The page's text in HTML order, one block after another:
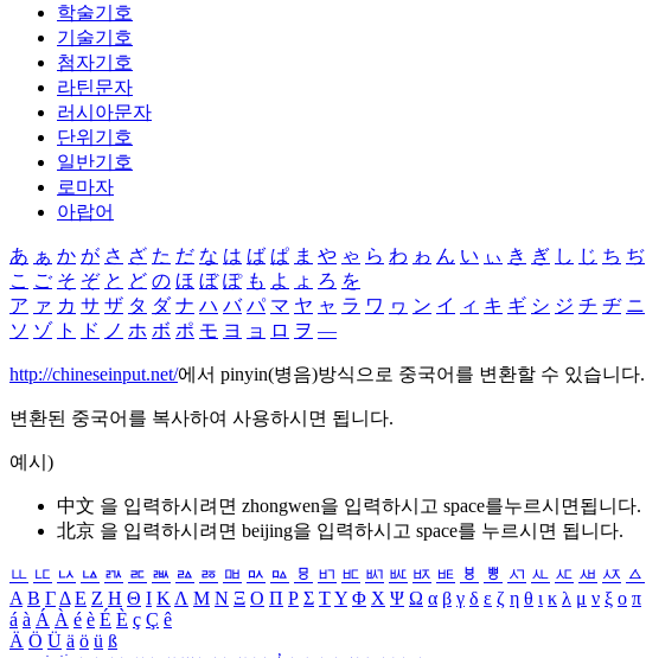
학술기호
기술기호
첨자기호
라틴문자
러시아문자
단위기호
일반기호
로마자
아랍어
あ ぁ か が さ ざ た だ な は ば ぱ ま や ゃ ら わ ゎ ん い ぃ き ぎ し じ ち ぢ
こ ご そ ぞ と ど の ほ ぼ ぽ も よ ょ ろ を
ア ァ カ サ ザ タ ダ ナ ハ バ パ マ ヤ ャ ラ ワ ヮ ン イ ィ キ ギ シ ジ チ ヂ ニ
ソ ゾ ト ド ノ ホ ボ ポ モ ヨ ョ ロ ヲ ―
http://chineseinput.net/에서 pinyin(병음)방식으로 중국어를 변환할 수 있습니다.
변환된 중국어를 복사하여 사용하시면 됩니다.
예시)
中文 을 입력하시려면 zhongwen을 입력하시고 space를누르시면됩니다.
北京 을 입력하시려면 beijing을 입력하시고 space를 누르시면 됩니다.
ㅥ ㅦ ㅧ ㅨ ㅩ ㅪ ㅫ ㅬ ㅭ ㅮ ㅯ ㅰ ㅱ ㅲ ㅳ ㅴ ㅵ ㅶ ㅷ ㅸ ㅹ ㅺ ㅻ ㅼ ㅽ ㅾ ㅿ
Α Β ΓΔ Ε Ζ Η Θ Ι ΚΛ Μ Ν Ξ Ο Π Ρ Σ ΤΥ Φ Χ Ψ Ω α β γ δ ε ζ η θ ι κ λ μ ν ξ ο π
á à Á À é è É È ç Ç ê
Ä Ö Ü ä ö ü ß